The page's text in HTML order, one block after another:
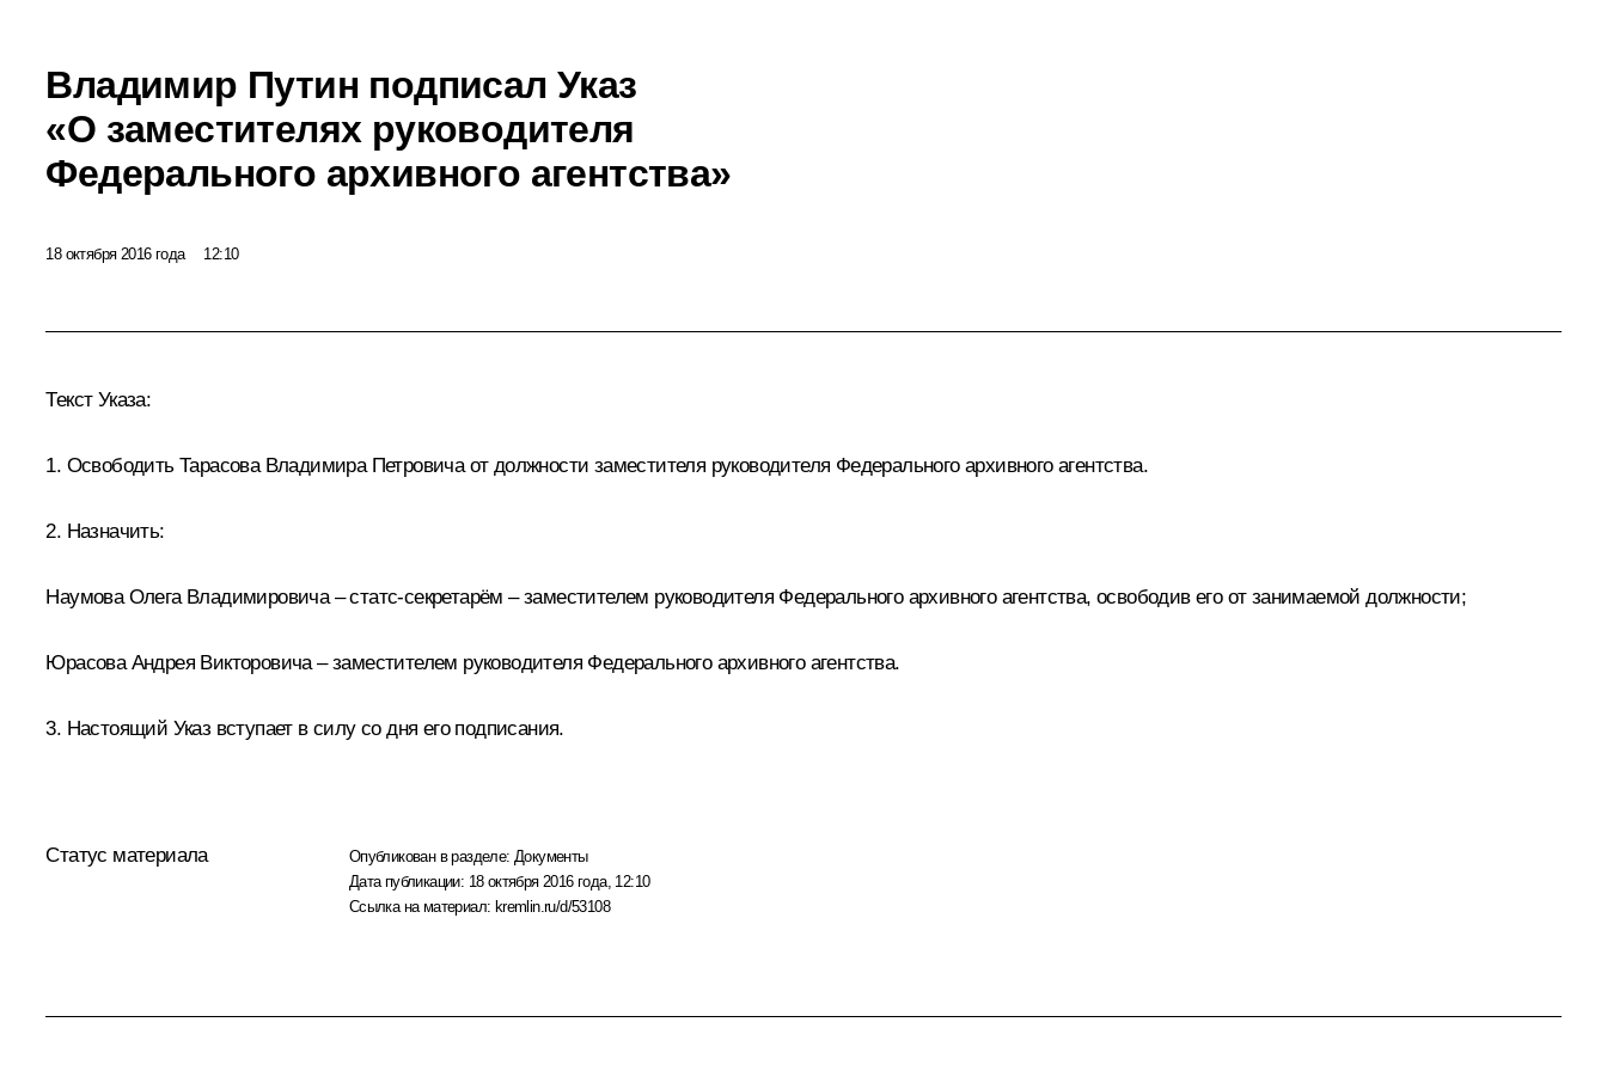
Владимир Путин подписал Указ
«О заместителях руководителя
Федерального архивного агентства»
18 октября 2016 года 12:10
Текст Указа:
1. Освободить Тарасова Владимира Петровича от должности заместителя руководителя Федерального архивного агентства.
2. Назначить:
Наумова Олега Владимировича – статс-секретарём – заместителем руководителя Федерального архивного агентства, освободив его от занимаемой должности;
Юрасова Андрея Викторовича – заместителем руководителя Федерального архивного агентства.
3. Настоящий Указ вступает в силу со дня его подписания.
Статус материала Опубликован в разделе:Документы
Дата публикации: 18 октября 2016 года, 12:10
Ссылка на материал: kremlin.ru/d/53108